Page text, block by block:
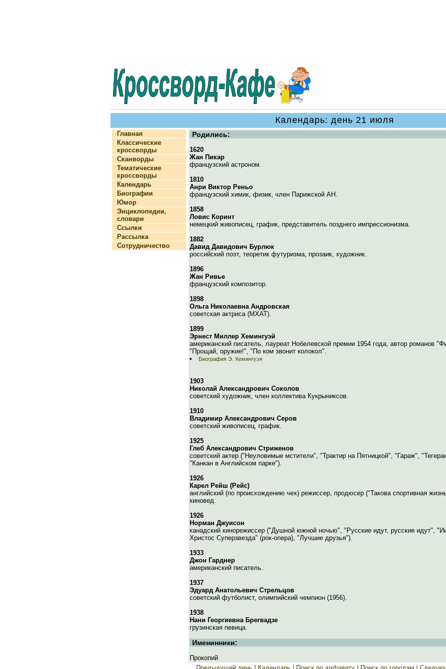
Календарь: день 21 июля
Главная
Классические
кроссворды
Сканворды
Тематические
кроссворды
Календарь
Биографии
Юмор
Энциклопедии,
словари
Ссылки
Рассылка
Сотрудничество
Родились:
1620
Жан Пикар
французский астроном.
1810
Анри Виктор Реньо
французский химик, физик, член Парижской АН.
1858
Ловис Коринт
немецкий живописец, график, представитель позднего импрессионизма.
1882
Давид Давидович Бурлюк
российский поэт, теоретик футуризма, прозаик, художник.
1896
Жан Ривье
французский композитор.
1898
Ольга Николаевна Андровская
советская актриса (МХАТ).
1899
Эрнест Миллер Хемингуэй
американский писатель, лауреат Нобелевской премии 1954 года, автор романов
"Прощай, оружие!", "По ком звонит колокол".
Биография Э. Хемингуэя
1903
Николай Александрович Соколов
советский художник, член коллектива Кукрыниксов.
1910
Владимир Александрович Серов
советский живописец, график.
1925
Глеб Александрович Стриженов
советский актер ("Неуловимые мстители", "Трактир на Пятницкой", "Гараж",
"Канкан в Английском парке").
1926
Карел Рейш (Рейс)
английский (по происхождению чех) режиссер, продюсер ("Такова спортивная
киновед.
1926
Норман Джуисон
канадский кинорежиссер ("Душной южной ночью", "Русские идут, русские идут",
Христос Суперзвезда" (рок-опера), "Лучшие друзья").
1933
Джон Гарднер
американский писатель.
1937
Эдуард Анатольевич Стрельцов
советский футболист, олимпийский чемпион (1956).
1938
Нани Георгиевна Брегвадзе
грузинская певица.
Именинники:
Прокопий